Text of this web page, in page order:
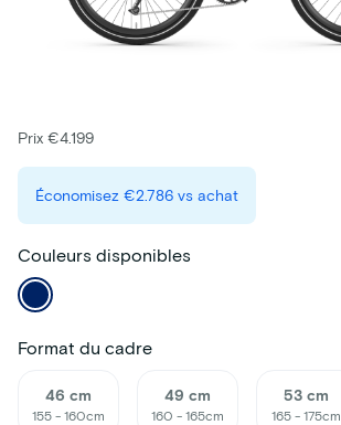
Prix €4.199
Économisez €2.786 vs achat
Couleurs disponibles
Format du cadre
46 cm
155 - 160cm
49 cm
160 - 165cm
53 cm
165 - 175cm